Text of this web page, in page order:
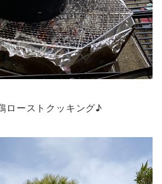
ローストクッキング♪